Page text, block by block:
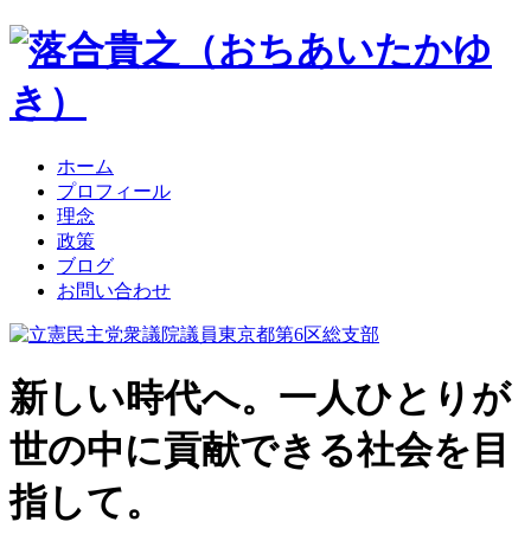
ホーム
プロフィール
理念
政策
ブログ
お問い合わせ
新しい時代へ。一人ひとりが
世の中に貢献できる社会を目
指して。